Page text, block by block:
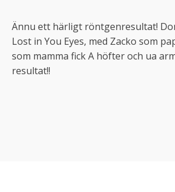
Ännu ett härligt röntgenresultat!
Lost in You Eyes, med Zacko som
som mamma fick A höfter och ua
resultat!!